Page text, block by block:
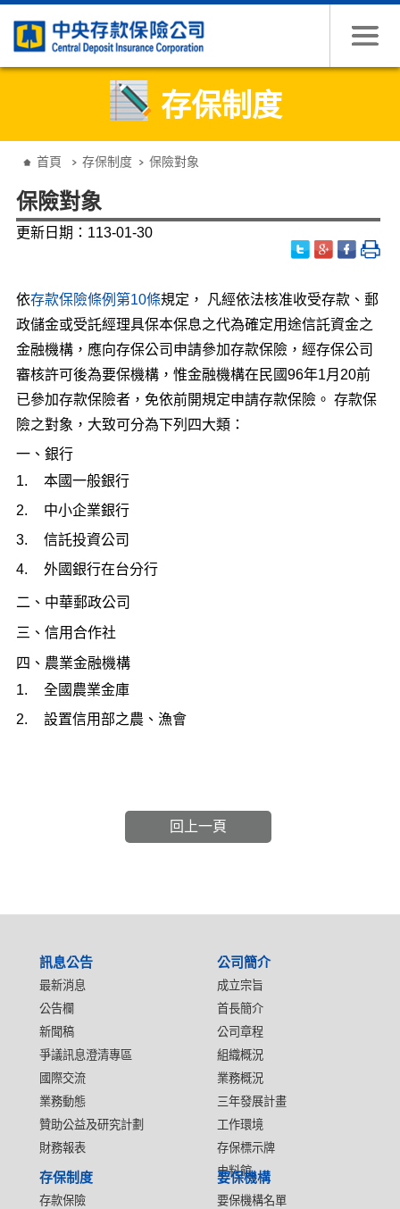
存保制度
首頁 存保制度 保險對象
保險對象
更新日期：113-01-30
依存款保險條例第10條規定， 凡經依法核准收受存款、郵
政儲金或受託經理具保本保息之代為確定用途信託資金之
金融機構，應向存保公司申請參加存款保險，經存保公司
審核許可後為要保機構，惟金融機構在民國96年1月20前
已參加存款保險者，免依前開規定申請存款保險。 存款保
險之對象，大致可分為下列四大類：
一、 銀行
1.
本國一般銀行
2.
中小企業銀行
3.
信託投資公司
4.
外國銀行在台分行
二、 中華郵政公司
三、 信用合作社
四、 農業金融機構
1.
全國農業金庫
2.
設置信用部之農、漁會
回上一頁
訊息公告
最新消息
公告欄
新聞稿
爭議訊息澄清專區
國際交流
業務動態
贊助公益及研究計劃
財務報表
公司簡介
成立宗旨
首長簡介
公司章程
組織概況
業務概況
三年發展計畫
工作環境
存保標示牌
史料館
存保制度
存款保險
要保機構
要保機構名單